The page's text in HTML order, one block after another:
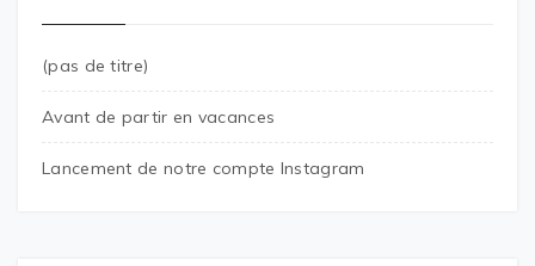
(pas de titre)
Avant de partir en vacances
Lancement de notre compte Instagram